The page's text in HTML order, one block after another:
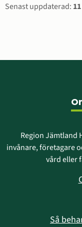
Senast uppdaterad:
Region Jämtland
invånare, företagare
vård eller
Så